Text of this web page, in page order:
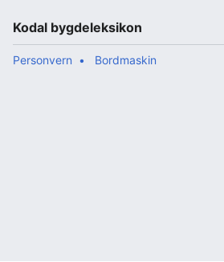
Kodal bygdeleksikon
Personvern Bordmaskin